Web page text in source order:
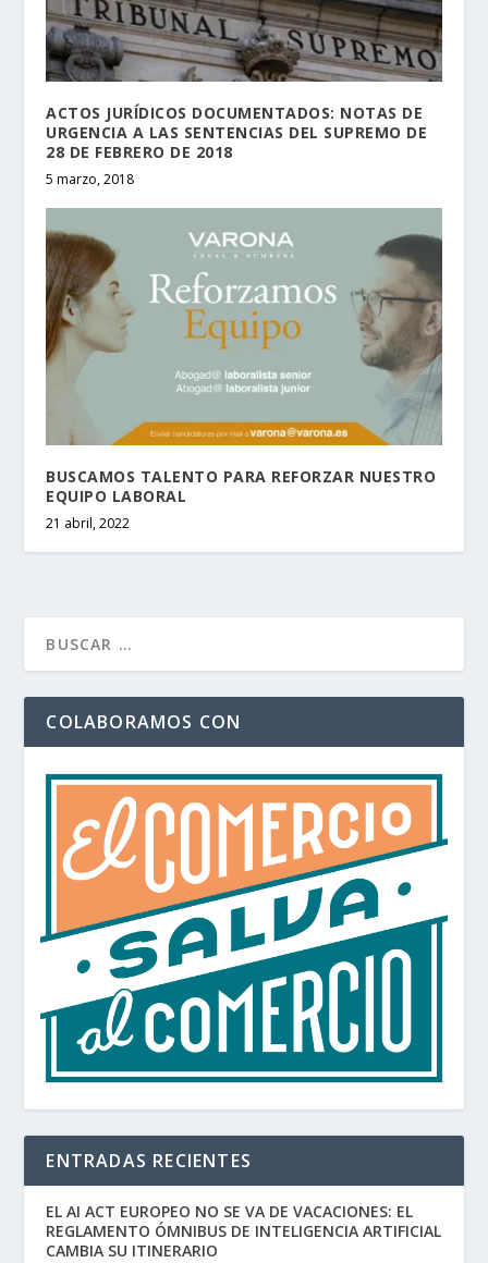
ACTOS JURÍDICOS DOCUMENTADOS: NOTAS DE
URGENCIA A LAS SENTENCIAS DEL SUPREMO DE
28 DE FEBRERO DE 2018
5 marzo, 2018
BUSCAMOS TALENTO PARA REFORZAR NUESTRO
EQUIPO LABORAL
21 abril, 2022
COLABORAMOS CON
ENTRADAS RECIENTES
EL AI ACT EUROPEO NO SE VA DE VACACIONES: EL
REGLAMENTO ÓMNIBUS DE INTELIGENCIA ARTIFICIAL
CAMBIA SU ITINERARIO